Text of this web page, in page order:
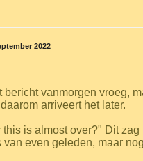
2022
bericht vanmorgen vroeg,
arriveert het later.
this is almost over?" Dit zag
van even geleden, maar